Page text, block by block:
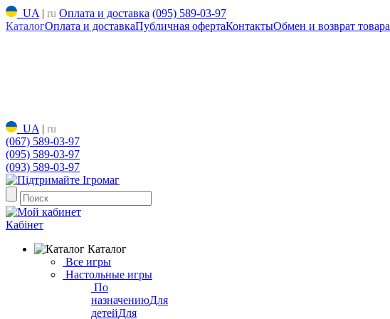
UA | ru Оплата и доставка (095) 589-03-97
КаталогОплата и доставкаПубличная офертаКонтактыОбмен и возврат товара
UA | ru
(067) 589-03-97
(095) 589-03-97
(093) 589-03-97
Кабінет
Каталог
Все игры
Настольные игры
По
назначениюДля
детейДля